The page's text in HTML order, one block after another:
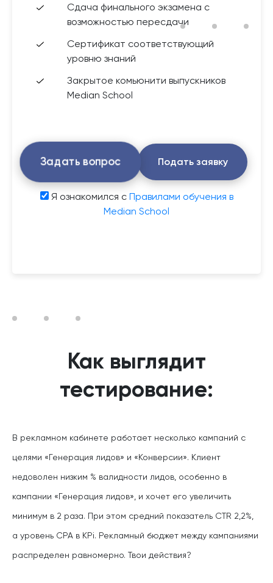
Сдача финального экзамена с
возможностью пересдачи
Сертификат соответствующий
уровню знаний
Закрытое комьюнити выпускников
Median School
Задать вопрос Подать заявку
Я ознакомился с Правилами обучения в
Median School
Как выглядит
тестирование:
В рекламном кабинете работает несколько кампаний с
целями «Генерация лидов» и «Конверсии». Клиент
недоволен низким % валидности лидов, особенно в
кампании «Генерация лидов», и хочет его увеличить
минимум в 2 раза. При этом средний показатель CTR 2,2%,
а уровень СPA в KPi. Рекламный бюджет между кампаниями
распределен равномерно. Твои действия?